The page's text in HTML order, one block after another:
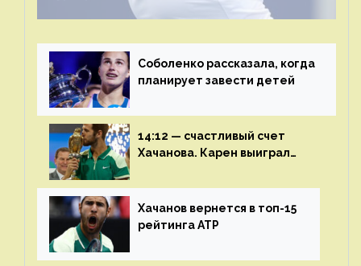
Соболенко рассказала, когда
планирует завести детей
14:12 — счастливый счет
Хачанова. Карен выиграл
Хачанов вернется в топ-15
рейтинга ATP